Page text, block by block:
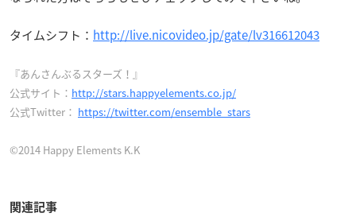
タイムシフト： http://live.nicovideo.jp/gate/lv316612043
『あんさんぶるスターズ！』
公式サイト： http://stars.happyelements.co.jp/
公式Twitter： https://twitter.com/ensemble_stars
©2014 Happy Elements K.K
関連記事